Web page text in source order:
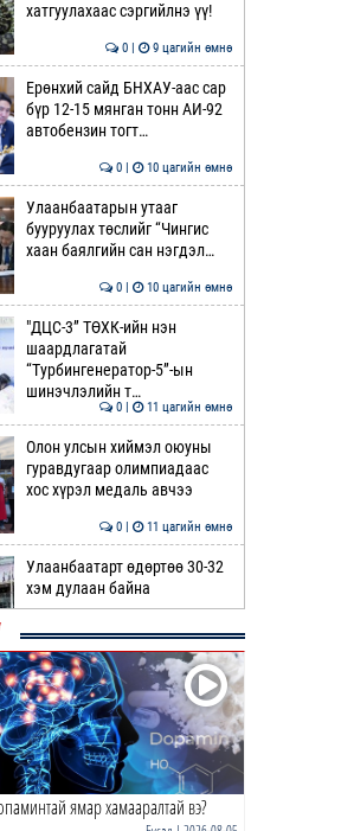
хатгуулахаас сэргийлнэ үү!
0 | 9 цагийн өмнө
Ерөнхий сайд БНХАУ-аас сар
бүр 12-15 мянган тонн АИ-92
автобензин тогт…
0 | 10 цагийн өмнө
Улаанбаатарын утааг
бууруулах төслийг “Чингис
хаан баялгийн сан нэгдэл…
0 | 10 цагийн өмнө
"ДЦС-3” ТӨХК-ийн нэн
шаардлагатай
“Турбингенератор-5”-ын
шинэчлэлийн т…
0 | 11 цагийн өмнө
Олон улсын хиймэл оюуны
гуравдугаар олимпиадаас
хос хүрэл медаль авчээ
0 | 11 цагийн өмнө
Улаанбаатарт өдөртөө 30-32
хэм дулаан байна
ДОРНЫН ЗУРХАЙ | Морь,
нохой жилтнээ аливаа үйлийг
хийхэд эерэг сайн
0 | 12 цагийн өмнө
ӨГЛӨӨНИЙ МЭНД!
ямар хамааралтай вэ?